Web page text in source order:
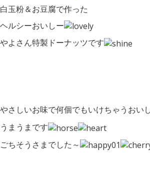
白玉粉＆お豆腐で作った
ヘルシーおいしー
やよさん特製ドーナッツです
やさしいお味で何個でもいけちゃうおい
うまうまです
ごちそうさまでした～